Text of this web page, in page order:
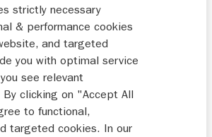
strictly necessary
& performance cookies
and targeted
you with optimal service
see relevant
clicking on "Accept All
to functional,
targeted cookies. In our